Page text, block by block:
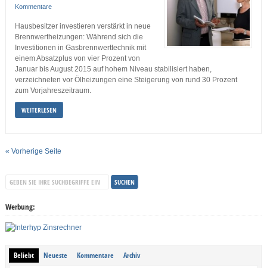
Kommentare
Hausbesitzer investieren verstärkt in neue
Brennwertheizungen: Während sich die
Investitionen in Gasbrennwerttechnik mit
einem Absatzplus von vier Prozent von
Januar bis August 2015 auf hohem Niveau stabilisiert haben,
verzeichneten vor Ölheizungen eine Steigerung von rund 30 Prozent
zum Vorjahreszeitraum.
WEITERLESEN
« Vorherige Seite
Werbung:
Beliebt Neueste Kommentare Archiv